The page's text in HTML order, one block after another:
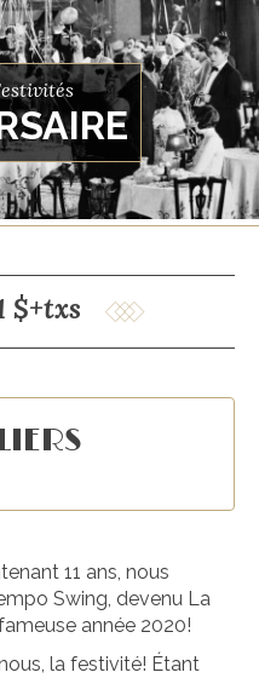
$+txs
11 ans, nous
Swing, devenu La
année 2020!
la festivité! Étant